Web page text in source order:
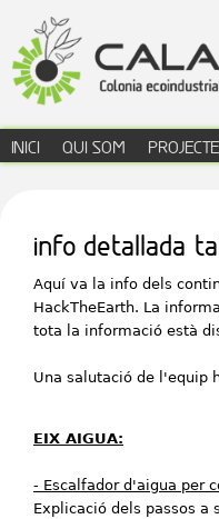
info detallada
Aquí va la info dels
HackTheEarth. La
tota la informació està
Una salutació de l'equip
EIX AIGUA:
- Escalfador d'aigua per
Explicació dels passos
menú principal
INICI QUI SOM